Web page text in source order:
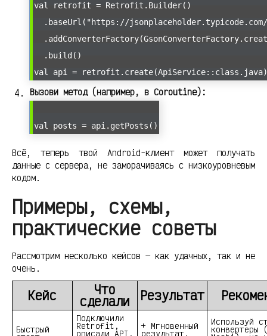
val retrofit = Retrofit.Builder()
.baseUrl("https://
.build()
val api = retrofit.create(ApiService::class.java)
Вызови метод (например, в Coroutine):
val posts = api.getPosts()
Всё, теперь твой Android-клиент может получать
данные с сервера, не заморачиваясь с низкоуровневым
кодом.
Примеры, схемы,
практические советы
Рассмотрим несколько кейсов — как удачных, так и не
очень.
Кейс Что
сделали Результат
Быстрый
Подключили
Retrofit,
описали API,
+ Мгновенный
результат,
Используй
конвертеры